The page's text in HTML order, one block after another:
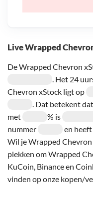
Live Wrapped
De Wrapped Chevron
. Het 24
Chevron xStock ligt op
. Dat betekent
met
% is
nummer
en
Wil je Wrapped Chevron
plekken om Wrapped
KuCoin, Binance en
vinden op onze kopen/